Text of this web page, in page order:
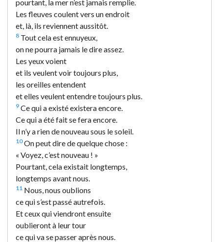
pourtant, la mer n’est jamais remplie.
Les fleuves coulent vers un endroit
et, là, ils reviennent aussitôt.
8 Tout cela est ennuyeux,
on ne pourra jamais le dire assez.
Les yeux voient
et ils veulent voir toujours plus,
les oreilles entendent
et elles veulent entendre toujours plus.
9 Ce qui a existé existera encore.
Ce qui a été fait se fera encore.
Il n’y a rien de nouveau sous le soleil.
10On peut dire de quelque chose :
« Voyez, c’est nouveau ! »
Pourtant, cela existait longtemps,
longtemps avant nous.
11 Nous, nous oublions
ce qui s’est passé autrefois.
Et ceux qui viendront ensuite
oublieront à leur tour
ce qui va se passer après nous.